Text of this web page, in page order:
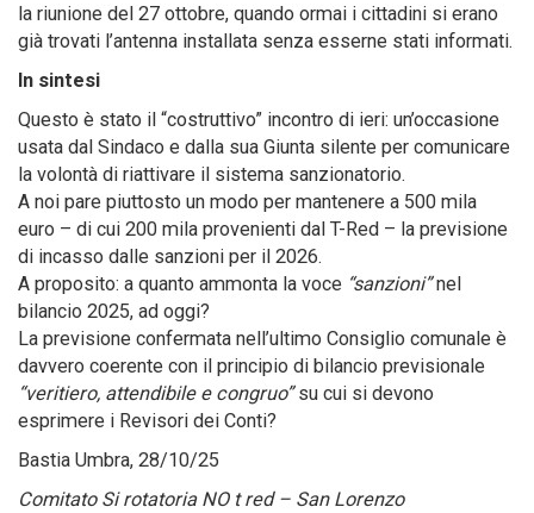
la riunione del 27 ottobre, quando ormai i cittadini si erano
già trovati l’antenna installata senza esserne stati informati.
In sintesi
Questo è stato il “costruttivo” incontro di ieri: un’occasione
usata dal Sindaco e dalla sua Giunta silente per comunicare
la volontà di riattivare il sistema sanzionatorio.
A noi pare piuttosto un modo per mantenere a 500 mila
euro – di cui 200 mila provenienti dal T-Red – la previsione
di incasso dalle sanzioni per il 2026.
A proposito: a quanto ammonta la voce “sanzioni”nel
bilancio 2025, ad oggi?
La previsione confermata nell’ultimo Consiglio comunale è
davvero coerente con il principio di bilancio previsionale
“veritiero, attendibile e congruo”su cui si devono
esprimere i Revisori dei Conti?
Bastia Umbra, 28/10/25
Comitato Si rotatoria NO t red – San Lorenzo